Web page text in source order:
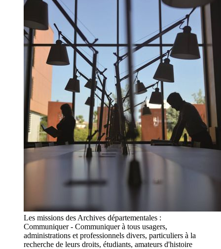
Les missions des Archives départementales :
Communiquer - Communiquer à tous usagers,
administrations et professionnels divers, particuliers à la
recherche de leurs droits, étudiants, amateurs d'histoire